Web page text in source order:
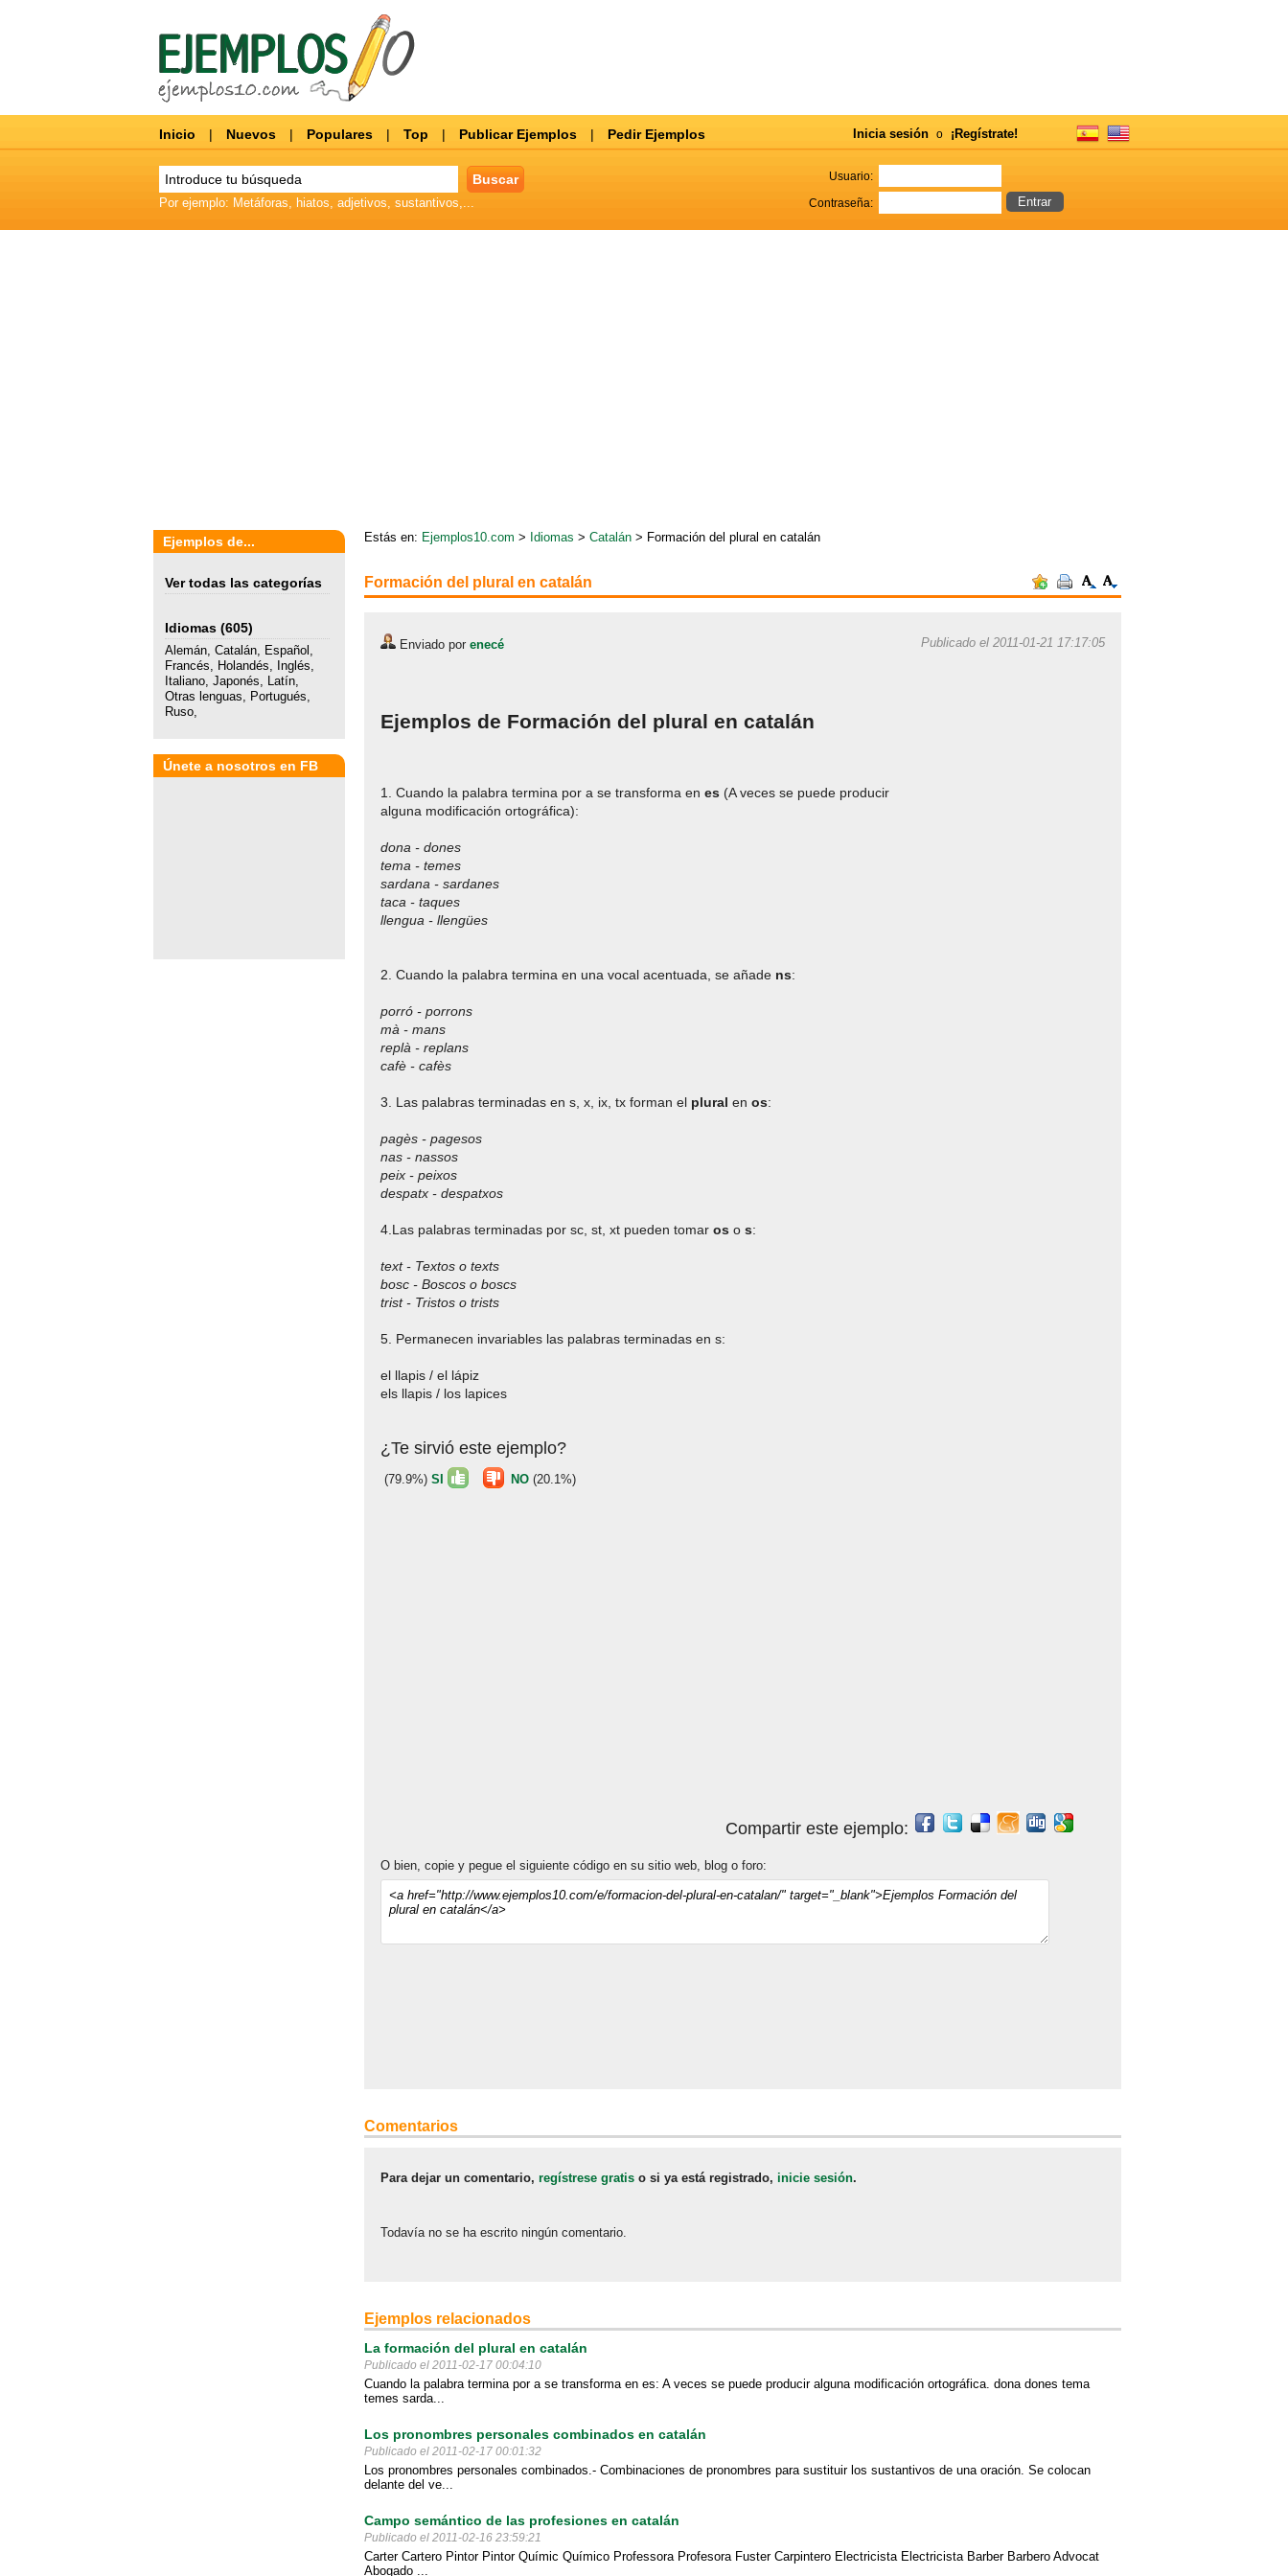
Inicia sesión o ¡Regístrate!
Usuario:
Contraseña:
Inicio | Nuevos | Populares | Top | Publicar Ejemplos | Pedir Ejemplos
Por ejemplo: Metáforas, hiatos, adjetivos, sustantivos,...
Ejemplos de...
Ver todas las categorías
Idiomas(605)
Alemán, Catalán, Español ,
Francés, Holandés, Inglés,
Italiano, Japonés, Latín,
Otras lenguas, Portugués,
Ruso,
Únete a nosotros en FB
Estás en: Ejemplos10.com > Idiomas > Catalán> Formación del plural en catalán
Formación del plural en catalán
Enviado por enecé Publicado el 2011-01-21 17:17:05
Ejemplos de Formación del plural en catalán
1. Cuando la palabra termina por a se transforma en es(A veces se puede producir
alguna modificación ortográfica):
dona - dones
tema - temes
sardana - sardanes
taca - taques
llengua - llengües
2. Cuando la palabra termina en una vocal acentuada, se añadens:
porró - porrons
mà - mans
replà - replans
cafè - cafès
3. Las palabras terminadas en s, x, ix, tx forman el plural en os:
pagès - pagesos
nas - nassos
peix - peixos
despatx - despatxos
4.Las palabras terminadas por sc, st, xt pueden tomar oso s:
text - Textos o texts
bosc - Boscos o boscs
trist - Tristos o trists
5. Permanecen invariables las palabras terminadas en s:
el llapis / el lápiz
els llapis / los lapices
¿Te sirvió este ejemplo?
(79.9%) SI NO(20.1%)
Compartir este ejemplo:
O bien, copie y pegue el siguiente código en su sitio web, blog o foro:
Comentarios
Para dejar un comentario, regístrese gratiso si ya está registrado, inicie sesión.
Todavía no se ha escrito ningún comentario.
Ejemplos relacionados
La formación del plural en catalán
Publicado el 2011-02-17 00:04:10
Cuando la palabra termina por a se transforma en es: A veces se puede producir alguna modificación ortográfica. dona dones tema
temes sarda...
Los pronombres personales combinados en catalán
Publicado el 2011-02-17 00:01:32
Los pronombres personales combinados.- Combinaciones de pronombres para sustituir los sustantivos de una oración. Se colocan
delante del ve...
Campo semántico de las profesiones en catalán
Publicado el 2011-02-16 23:59:21
Carter Cartero Pintor Pintor Químic Químico Professora Profesora Fuster Carpintero Electricista Electricista Barber Barbero Advocat
Abogado ...